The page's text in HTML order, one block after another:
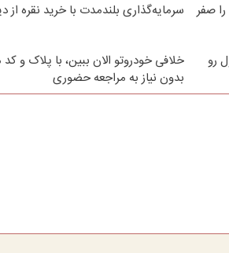
صفر
سرمایه‌گذاری بلندمدت با خرید نقره از
رو
خلافی خودروتو الان ببین، با پلاک و کد
بدون نیاز به مراجعه حضوری